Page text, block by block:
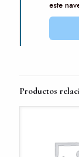
este
Productos